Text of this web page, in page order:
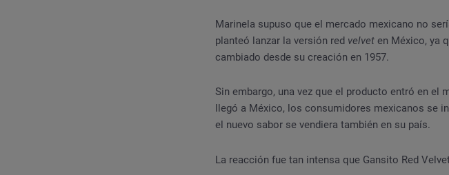
Marinela supuso que el mercado mexicano no
planteó lanzar la versión red velvet en México, ya
cambiado desde su creación en 1957.
Sin embargo, una vez que el producto entró en
llegó a México, los consumidores mexicanos se
el nuevo sabor se vendiera también en su país.
La reacción fue tan intensa que Gansito Red